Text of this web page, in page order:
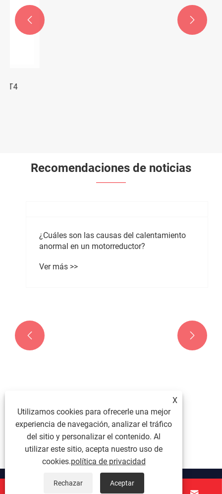
 
Recomendaciones de noticias
¿Cuáles son las causas del calentamiento
anormal en un motorreductor?
 
Sobre nosotros
X
Utilizamos cookies para ofrecerle una mejor
experiencia de navegación, analizar el tráfico
del sitio y personalizar el contenido. Al
utilizar este sitio, acepta nuestro uso de
cookies.política de privacidad
Rechazar Aceptar